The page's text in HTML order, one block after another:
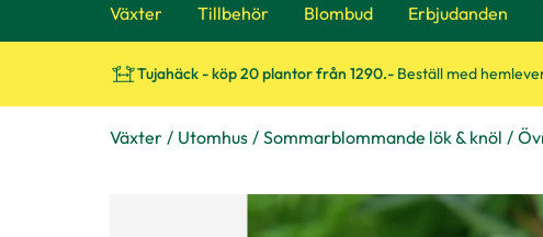
Växter Tillbehör Blombud Erbjudanden
Tujahäck - köp 20 plantor från 1290.- Beställ med
Växter Utomhus Sommarblommande lök & knöl